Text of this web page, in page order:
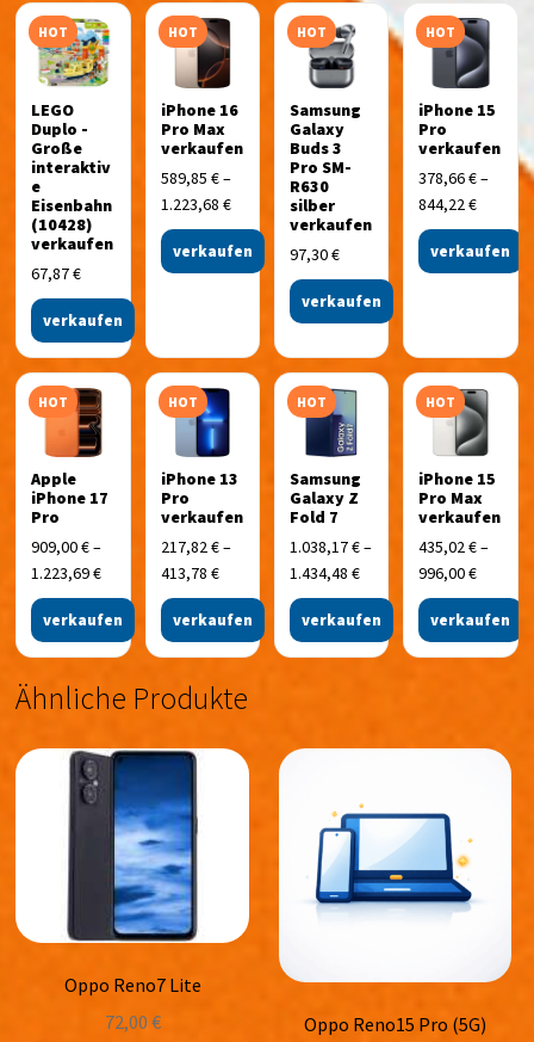
HOT
LEGO
Duplo -
Große
interaktiv
e
Eisenbahn
(10428)
verkaufen
67,87€
verkaufen
HOT
iPhone 16
Pro Max
verkaufen
589,85 €–
1.223,68 €
verkaufen
HOT
Samsung
Galaxy
Buds 3
Pro SM-
R630
silber
verkaufen
97,30€
verkaufen
HOT
iPhone 15
Pro
verkaufen
378,66€–
844,22€
verkaufen
HOT
Apple
iPhone 17
Pro
909,00€–
1.223,69€
verkaufen
HOT
iPhone 13
Pro
verkaufen
217,82€–
413,78 €
verkaufen
HOT
Samsung
Galaxy Z
Fold 7
1.038,17€–
1.434,48 €
verkaufen
HOT
iPhone 15
Pro Max
verkaufen
435,02€–
996,00€
verkaufen
Ähnliche Produkte
Oppo Reno7 Lite
72,00 €
Oppo Reno15 Pro (5G)